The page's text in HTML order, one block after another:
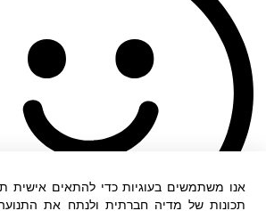
אנו משתמשים בעוגיות כדי להתאים אישית
תכונות של מדיה חברתית ולנתח את